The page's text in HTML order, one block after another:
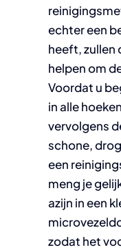
echter een
heeft, zullen
helpen om
Voordat u
in alle
vervolgens
schone,
een
meng je
azijn in een
zodat het